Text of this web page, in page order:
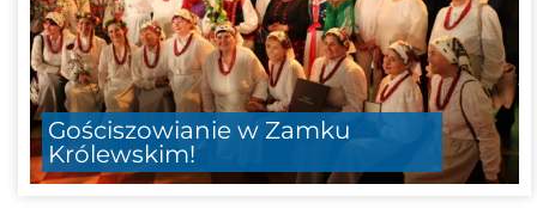
Gościszowianie w Zamku
Królewskim!